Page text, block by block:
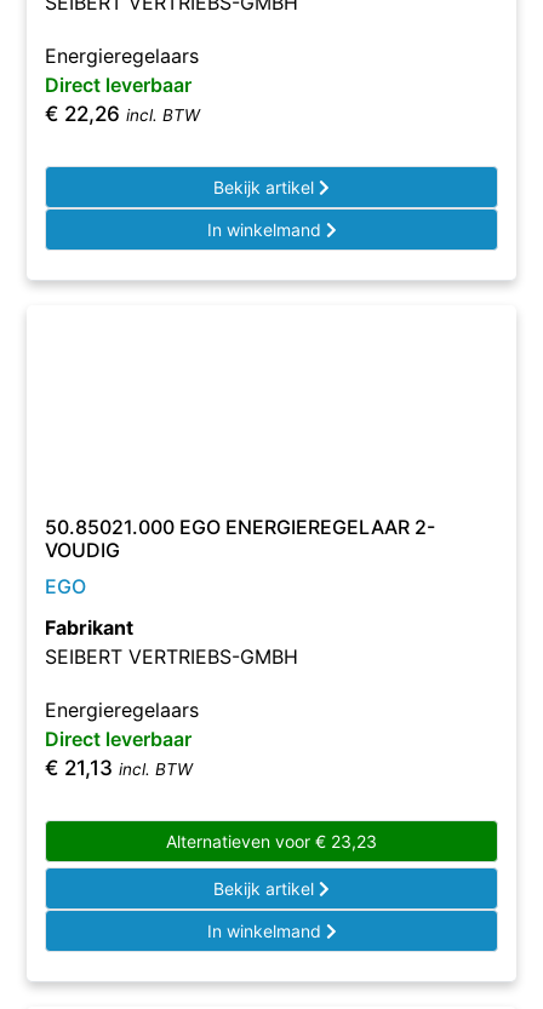
Energieregelaars
Direct leverbaar
€ 22,26 incl. BTW
Bekijk artikel
In winkelmand
50.85021.000 EGO ENERGIEREGELAAR 2-
VOUDIG
EGO
Fabrikant
SEIBERT VERTRIEBS-GMBH
Energieregelaars
Direct leverbaar
€ 21,13 incl. BTW
Alternatieven voor € 23,23
Bekijk artikel
In winkelmand